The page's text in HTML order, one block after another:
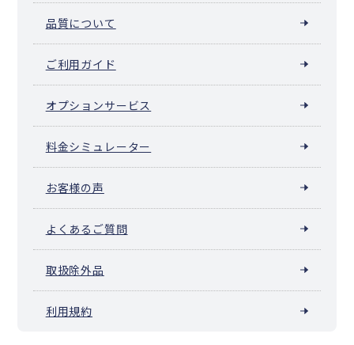
品質について
ご利用ガイド
オプションサービス
料金シミュレーター
お客様の声
よくあるご質問
取扱除外品
利用規約